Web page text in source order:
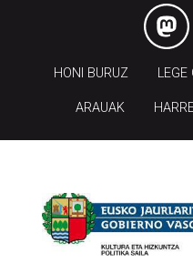
HONI BURUZ LEGE
ARAUAK